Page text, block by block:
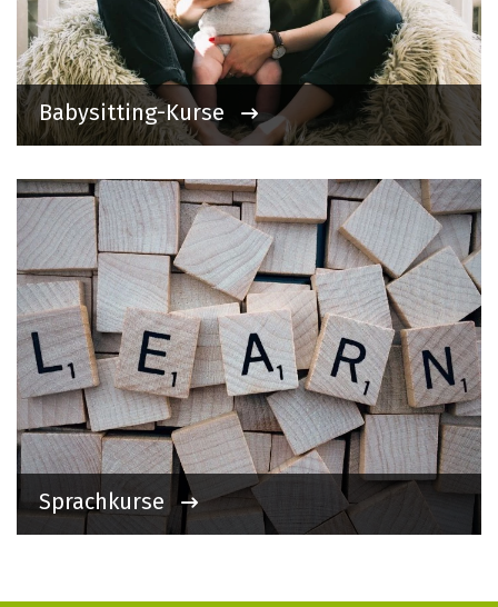
Babysitting-Kurse
Sprachkurse